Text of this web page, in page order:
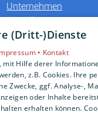
Unternehmen
Kontakt
(Dritt-)Dienste
• Kontakt
Hilfe derer
z.B. Cookies. Ihre
Zwecke, ggf. Analyse-,
oder Inhalte
erhalten können.